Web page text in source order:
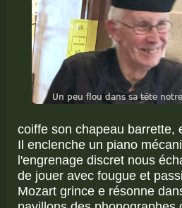
coiffe son chapeau barrette,
Il enclenche un piano
l'engrenage discret nous
de jouer avec fougue et
Mozart grince e résonne